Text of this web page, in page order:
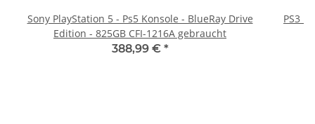
Sony PlayStation 5 - Ps5 Konsole - BlueRay Drive
Edition - 825GB CFI-1216A gebraucht
388,99 € *
PS3